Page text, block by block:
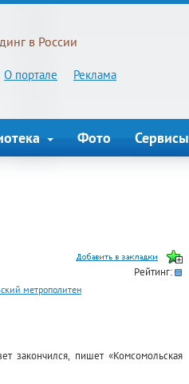
в России
О портале Реклама
Фото Сервисы
Рейтинг:
метрополитен
закончился, пишет «Комсомольская